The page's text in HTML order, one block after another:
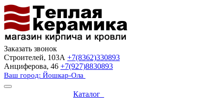
Заказать звонок
Строителей, 103А +7(8362)330893
Анциферова, 46 +7(927)8830893
Ваш город: Йошкар-Ола
Каталог